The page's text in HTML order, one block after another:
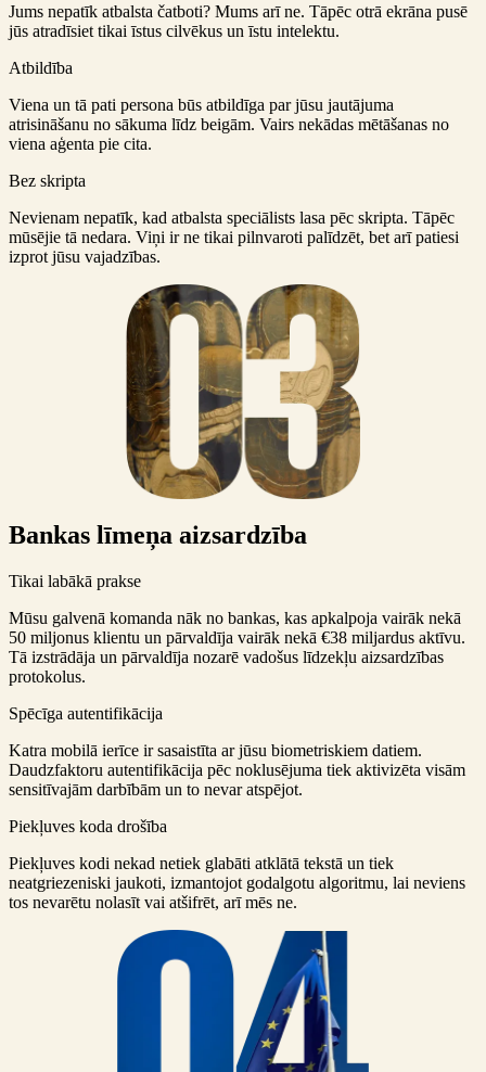
Jums nepatīk atbalsta čatboti? Mums arī ne. Tāpēc otrā ekrāna pusē
jūs atradīsiet tikai īstus cilvēkus un īstu intelektu.
Atbildība
Viena un tā pati persona būs atbildīga par jūsu jautājuma
atrisināšanu no sākuma līdz beigām. Vairs nekādas mētāšanas no
viena aģenta pie cita.
Bez skripta
Nevienam nepatīk, kad atbalsta speciālists lasa pēc skripta. Tāpēc
mūsējie tā nedara. Viņi ir ne tikai pilnvaroti palīdzēt, bet arī patiesi
izprot jūsu vajadzības.
Bankas līmeņa aizsardzība
Tikai labākā prakse
Mūsu galvenā komanda nāk no bankas, kas apkalpoja vairāk nekā
50 miljonus klientu un pārvaldīja vairāk nekā €38 miljardus aktīvu.
Tā izstrādāja un pārvaldīja nozarē vadošus līdzekļu aizsardzības
protokolus.
Spēcīga autentifikācija
Katra mobilā ierīce ir sasaistīta ar jūsu biometriskiem datiem.
Daudzfaktoru autentifikācija pēc noklusējuma tiek aktivizēta visām
sensitīvajām darbībām un to nevar atspējot.
Piekļuves koda drošība
Piekļuves kodi nekad netiek glabāti atklātā tekstā un tiek
neatgriezeniski jaukoti, izmantojot godalgotu algoritmu, lai neviens
tos nevarētu nolasīt vai atšifrēt, arī mēs ne.